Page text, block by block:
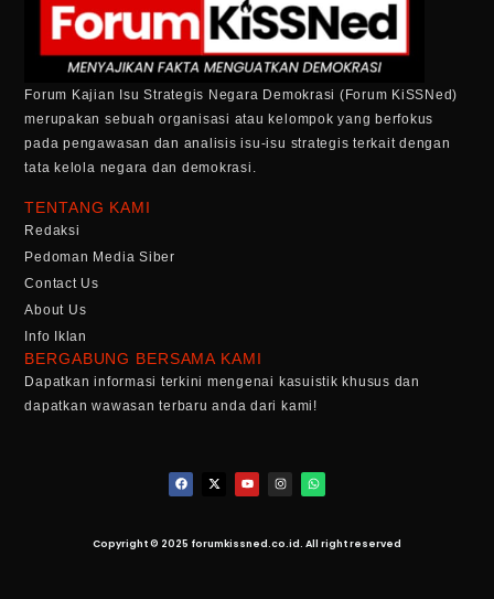
Forum Kajian Isu Strategis Negara Demokrasi (Forum KiSSNed)
merupakan sebuah organisasi atau kelompok yang berfokus
pada pengawasan dan analisis isu-isu strategis terkait dengan
tata kelola negara dan demokrasi.
TENTANG KAMI
Redaksi
Pedoman Media Siber
Contact Us
About Us
Info Iklan
BERGABUNG BERSAMA KAMI
Dapatkan informasi terkini mengenai kasuistik khusus dan
dapatkan wawasan terbaru anda dari kami!
Copyright © 2025 forumkissned.co.id. All right reserved